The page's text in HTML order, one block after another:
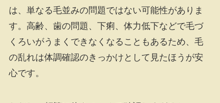
は、単なる毛並みの問題ではない可能性がありま
す。高齢、歯の問題、下痢、体力低下などで毛づ
くろいがうまくできなくなることもあるため、毛
の乱れは体調確認のきっかけとして見たほうが安
心です。